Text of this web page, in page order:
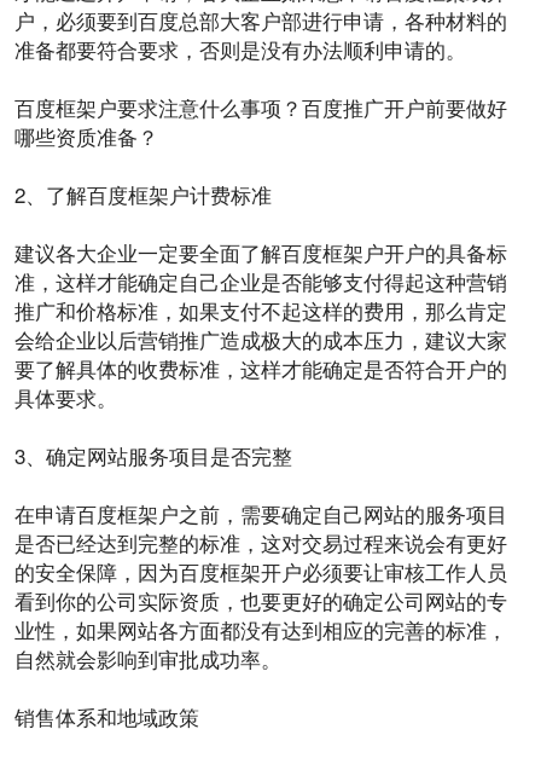
户，必须要到百度总部大客户部进行申请，各种材料的
准备都要符合要求，否则是没有办法顺利申请的。
百度框架户要求注意什么事项？百度推广开户前要做好
哪些资质准备？
2、了解百度框架户计费标准
建议各大企业一定要全面了解百度框架户开户的具备标
准，这样才能确定自己企业是否能够支付得起这种营销
推广和价格标准，如果支付不起这样的费用 ，那么肯定
会给企业以后营销推广造成极大的成本压力，建议大家
要了解具体的收费标准，这样才能确定是否符合开户的
具体要求。
3、确定网站服务项目是否完整
在申请百度框架户之前，需要确定自己网站的服务项目
是否已经达到完整的标准，这对交易过程来说会有更好
的安全保障，因为百度框架开户必须要让审核工作人员
看到你的公司实际资质，也要更好的确定公司网站的专
业性，如果网站各方面都没有达到相应的完善的标准，
自然就会影响到审批成功率。
销售体系和地域政策